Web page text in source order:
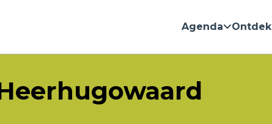
Agenda Ontdek